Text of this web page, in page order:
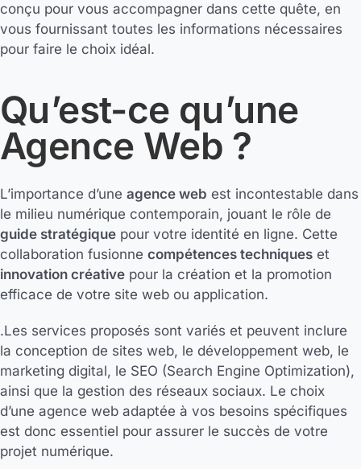
conçu pour vous accompagner dans cette quête, en
vous fournissant toutes les informations nécessaires
pour faire le choix idéal.
Qu’est-ce qu’une
Agence Web ?
L’importance d’une agence web est incontestable dans
le milieu numérique contemporain, jouant le rôle de
guide stratégique pour votre identité en ligne. Cette
collaboration fusionne compétences techniques et
innovation créative pour la création et la promotion
efficace de votre site web ou application.
.Les services proposés sont variés et peuvent inclure
la conception de sites web, le développement web, le
marketing digital, le SEO (Search Engine Optimization),
ainsi que la gestion des réseaux sociaux. Le choix
d’une agence web adaptée à vos besoins spécifiques
est donc essentiel pour assurer le succès de votre
projet numérique.